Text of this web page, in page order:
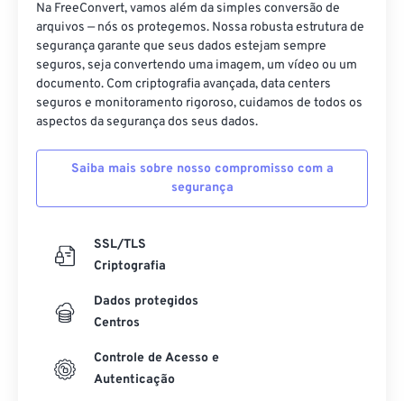
Na FreeConvert, vamos além da simples conversão de
arquivos — nós os protegemos. Nossa robusta estrutura de
segurança garante que seus dados estejam sempre
seguros, seja convertendo uma imagem, um vídeo ou um
documento. Com criptografia avançada, data centers
seguros e monitoramento rigoroso, cuidamos de todos os
aspectos da segurança dos seus dados.
Saiba mais sobre nosso compromisso com a
segurança
SSL/TLS
Criptografia
Dados protegidos
Centros
Controle de Acesso e
Autenticação